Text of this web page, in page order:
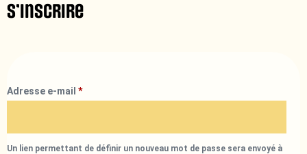
S’inscrire
Adresse e-mail *
Un lien permettant de définir un nouveau mot de passe sera envoyé à